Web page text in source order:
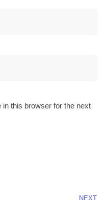
this browser for the next
NEXT